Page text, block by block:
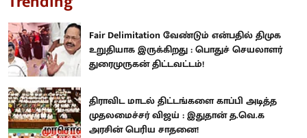
Fair Delimitation வேண்டும் என்பதில் திமுக
உறுதியாக இருக்கிறது : பொதுச் செயலாளர்
துரைமுருகன் திட்டவட்டம்!
திராவிட மாடல் திட்டங்களை காப்பி அடித்த
முதலமைச்சர் விஜய் : இதுதான் த.வெ.க
அரசின் பெரிய சாதனை!